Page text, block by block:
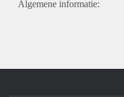
Algemene informatie: